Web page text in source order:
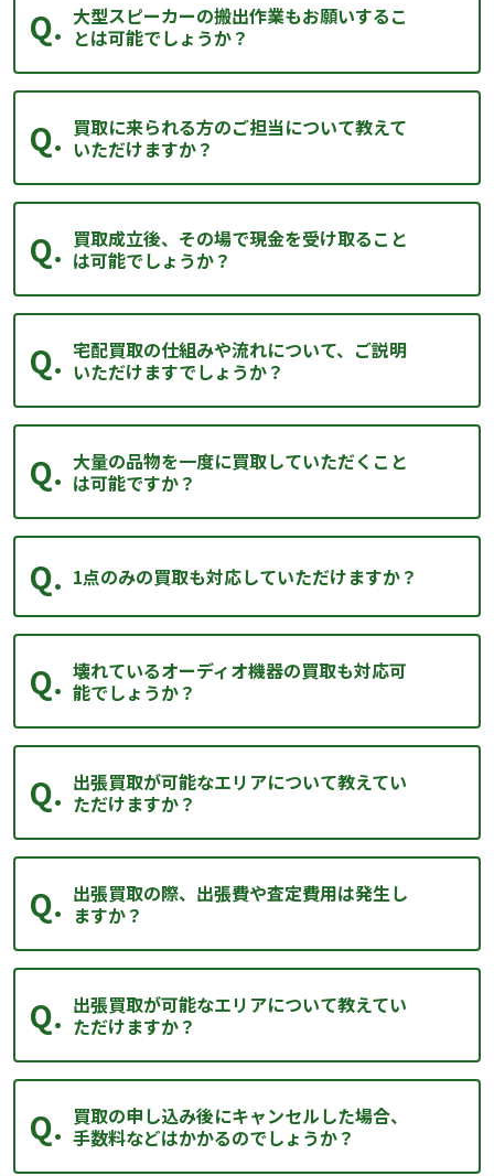
大型スピーカーの搬出作業もお願いするこ
とは可能でしょうか？
買取に来られる方のご担当について教えて
いただけますか？
買取成立後、その場で現金を受け取ること
は可能でしょうか？
宅配買取の仕組みや流れについて、ご説明
いただけますでしょうか？
大量の品物を一度に買取していただくこと
は可能ですか？
1点のみの買取も対応していただけますか？
壊れているオーディオ機器の買取も対応可
能でしょうか？
出張買取が可能なエリアについて教えてい
ただけますか？
出張買取の際、出張費や査定費用は発生し
ますか？
出張買取が可能なエリアについて教えてい
ただけますか？
買取の申し込み後にキャンセルした場合、
手数料などはかかるのでしょうか？